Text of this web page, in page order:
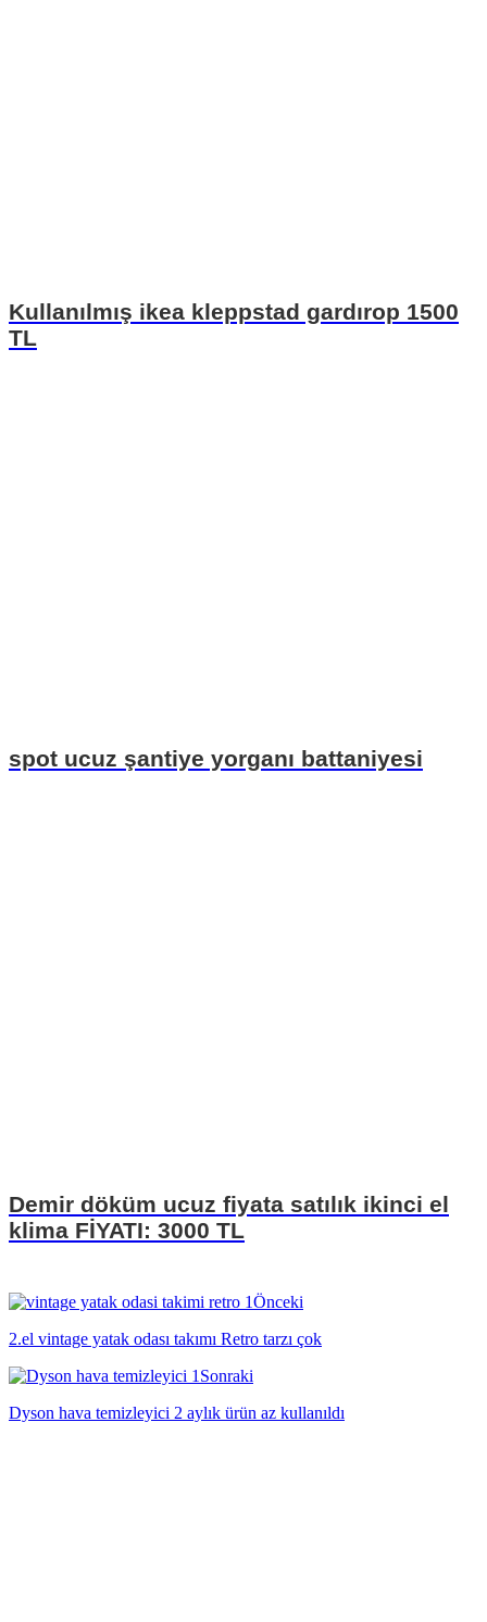
Kullanılmış ikea kleppstad gardırop 1500
TL
spot ucuz şantiye yorganı battaniyesi
Demir döküm ucuz fiyata satılık ikinci el
klima FİYATI: 3000 TL
Önceki
2.el vintage yatak odası takımı Retro tarzı çok
Sonraki
Dyson hava temizleyici 2 aylık ürün az kullanıldı